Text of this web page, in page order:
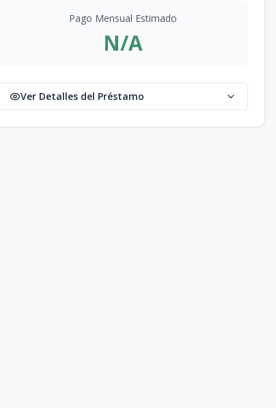
Pago Mensual Estimado
N/A
Ver Detalles del Préstamo